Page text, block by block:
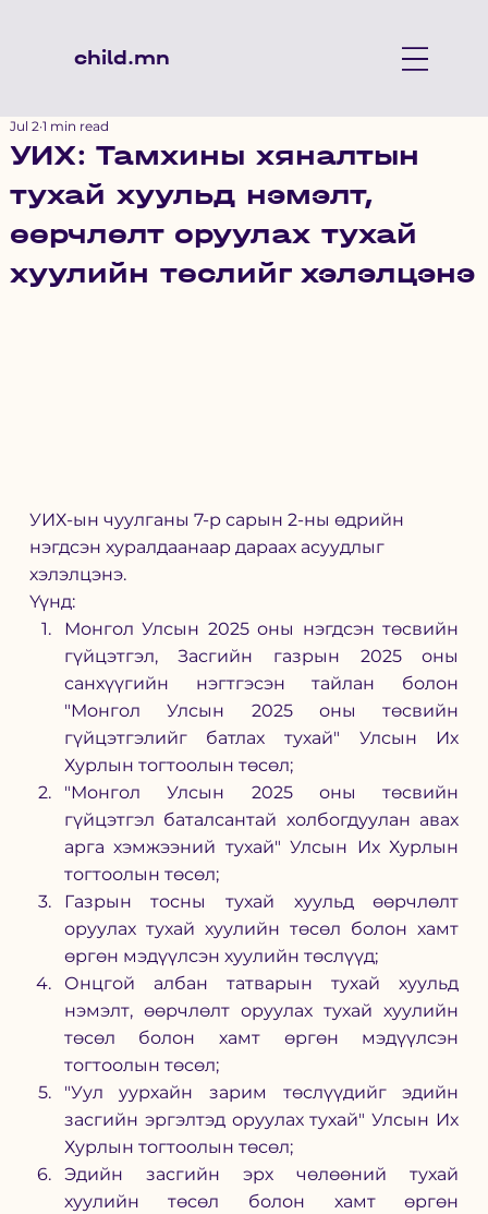
child.mn
УИХ: Тамхины хяналтын
тухай хуульд нэмэлт,
өөрчлөлт оруулах тухай
хуулийн төслийг хэлэлцэнэ
Jul 2 1 min read
УИХ-ын чуулганы 7-р сарын 2-ны өдрийн
нэгдсэн хуралдаанаар дараах асуудлыг
хэлэлцэнэ.
Үүнд:
Монгол Улсын 2025 оны нэгдсэн төсвийн
гүйцэтгэл, Засгийн газрын 2025 оны
санхүүгийн нэгтгэсэн тайлан болон
"Монгол Улсын 2025 оны төсвийн
гүйцэтгэлийг батлах тухай" Улсын Их
Хурлын тогтоолын төсөл;
"Монгол Улсын 2025 оны төсвийн
гүйцэтгэл баталсантай холбогдуулан авах
арга хэмжээний тухай" Улсын Их Хурлын
тогтоолын төсөл;
Газрын тосны тухай хуульд өөрчлөлт
оруулах тухай хуулийн төсөл болон хамт
өргөн мэдүүлсэн хуулийн төслүүд;
Онцгой албан татварын тухай хуульд
нэмэлт, өөрчлөлт оруулах тухай хуулийн
төсөл болон хамт өргөн мэдүүлсэн
тогтоолын төсөл;
"Уул уурхайн зарим төслүүдийг эдийн
засгийн эргэлтэд оруулах тухай" Улсын Их
Хурлын тогтоолын төсөл;
Эдийн засгийн эрх чөлөөний тухай
хуулийн төсөл болон хамт өргөн